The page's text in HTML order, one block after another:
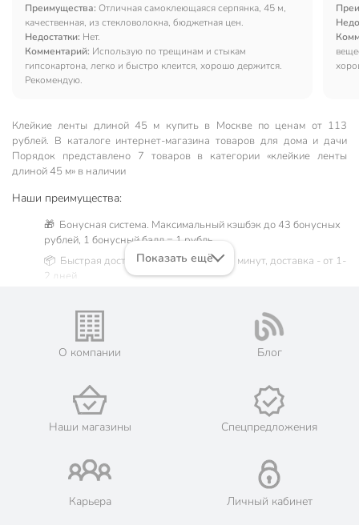
Преимущества: Отличная самоклеющаяся серпянка, 45 м,
качественная, из стекловолокна, бюджетная цен.
Недостатки: Нет.
Комментарий: Использую по трещинам и стыкам
гипсокартона, легко и быстро клеится, хорошо держится.
Рекомендую.
Клейкие ленты длиной 45 м купить в Москве по ценам от 113
рублей. В каталоге интернет-магазина товаров для дома и дачи
Порядок представлено 7 товаров в категории «клейкие ленты
длиной 45 м» в наличии
Наши преимущества:
🎁 Бонусная система. Максимальный кэшбэк до 43 бонусных
рублей, 1 бонусный балл = 1 рубль.
📦 Быстрая доставка. Самовывоз от 60 минут, доставка - от 1-
2 дней.
Жители Московской области могут сделать заказ и оплатить
его онлайн на официальном сайте сети магазинов Порядок.
💳 Оплата: онлайн на сайте интернет-гипермаркета или
🛍 Скидки, акции, распродажи каждый день!
📜 Только оригинальная продукция. Интернет-гипермаркет
Порядок - официальный представитель ведущих мировых
марок.
Показать ещё
О компании Блог
Наши магазины Спецпредложения
Карьера Личный кабинет